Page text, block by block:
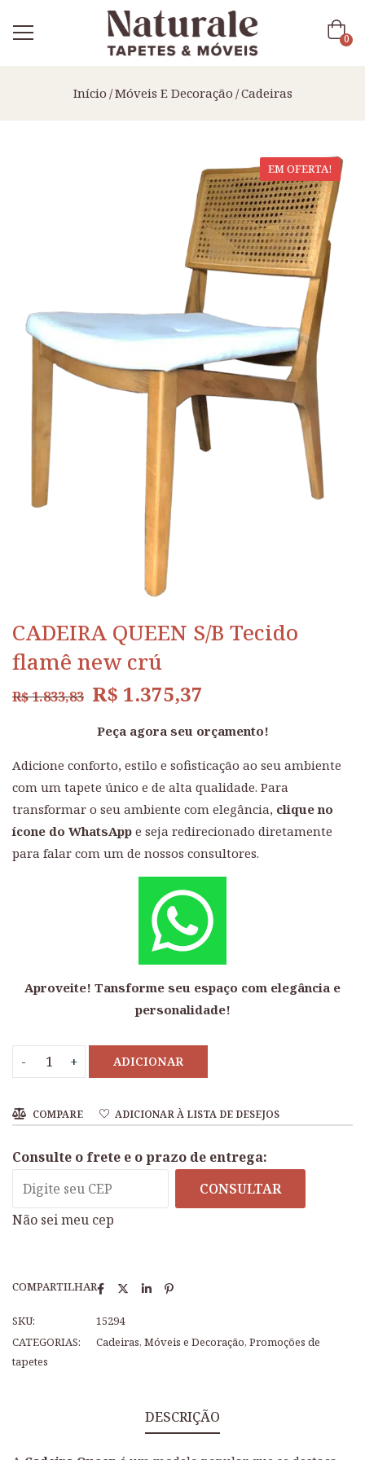
0
Início Móveis E Decoração Cadeiras
EM OFERTA!
CADEIRA QUEEN S/B Tecido
flamê new crú
R$1.833,83 R$ 1.375,37
Peça agora seu orçamento!
Adicione conforto, estilo e sofisticação ao seu ambiente
com um tapete único e de alta qualidade. Para
transformar o seu ambiente com elegância, clique no
ícone do WhatsApp e seja redirecionado diretamente
para falar com um de nossos consultores.
Aproveite! Tansforme seu espaço com elegância e
personalidade!
ADICIONAR
COMPARE ADICIONAR À LISTA DE DESEJOS
Consulte o frete e o prazo de entrega:
CONSULTAR
Não sei meu cep
COMPARTILHAR
SKU:
15294
CATEGORIAS:
Cadeiras, Móveis e Decoração, Promoções de
tapetes
DESCRIÇÃO